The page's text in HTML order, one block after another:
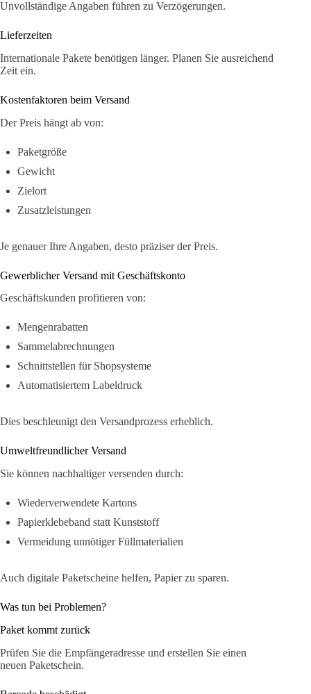
Unvollständige Angaben führen zu Verzögerungen.
Lieferzeiten
Internationale Pakete benötigen länger. Planen Sie ausreichend
Zeit ein.
Kostenfaktoren beim Versand
Der Preis hängt ab von:
Paketgröße
Gewicht
Zielort
Zusatzleistungen
Je genauer Ihre Angaben, desto präziser der Preis.
Gewerblicher Versand mit Geschäftskonto
Geschäftskunden profitieren von:
Mengenrabatten
Sammelabrechnungen
Schnittstellen für Shopsysteme
Automatisiertem Labeldruck
Dies beschleunigt den Versandprozess erheblich.
Umweltfreundlicher Versand
Sie können nachhaltiger versenden durch:
Wiederverwendete Kartons
Papierklebeband statt Kunststoff
Vermeidung unnötiger Füllmaterialien
Auch digitale Paketscheine helfen, Papier zu sparen.
Was tun bei Problemen?
Paket kommt zurück
Prüfen Sie die Empfängeradresse und erstellen Sie einen
neuen Paketschein.